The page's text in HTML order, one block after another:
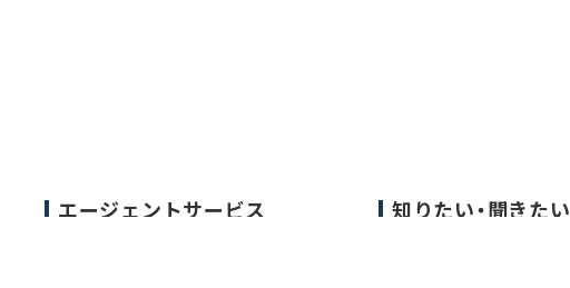
エージェントサービス 知りたい・聞きたい